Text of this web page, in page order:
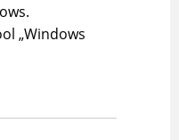
„Windows